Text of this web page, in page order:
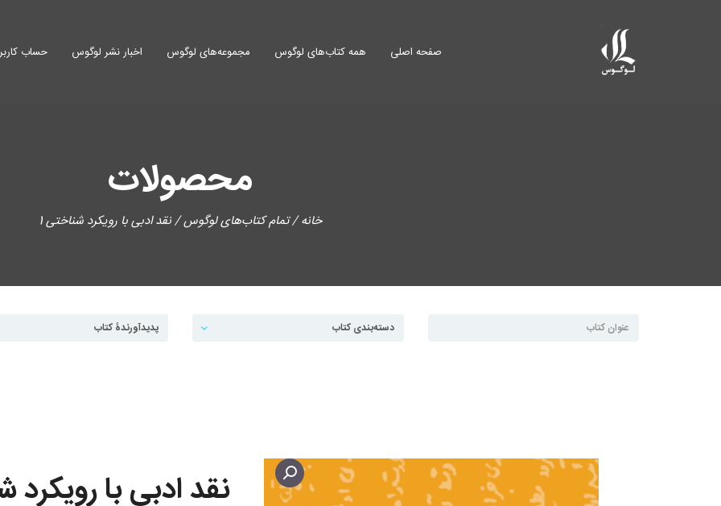
صفحه اصلی همه کتاب‌های لوگوس مجموعه‌های لوگوس اخبار نشر لوگوس حساب
محصولات
خانه/تمام کتاب‌های لوگوس/ نقد ادبی با رویکرد شناختی 1
نقد ادبی با رویکرد